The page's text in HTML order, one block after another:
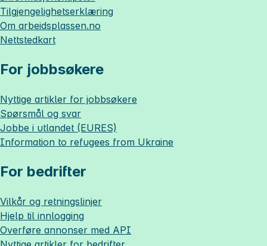
Tilgjengelighetserklæring
Om arbeidsplassen.no
Nettstedkart
For jobbsøkere
Nyttige artikler for jobbsøkere
Spørsmål og svar
Jobbe i utlandet (EURES)
Information to refugees from Ukraine
For bedrifter
Vilkår og retningslinjer
Hjelp til innlogging
Overføre annonser med API